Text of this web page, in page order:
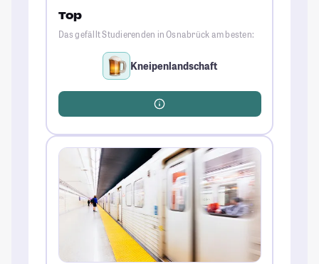
Top
Das gefällt Studierenden in Osnabrück am besten:
Kneipenlandschaft